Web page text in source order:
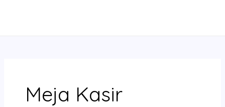
Meja Kasir